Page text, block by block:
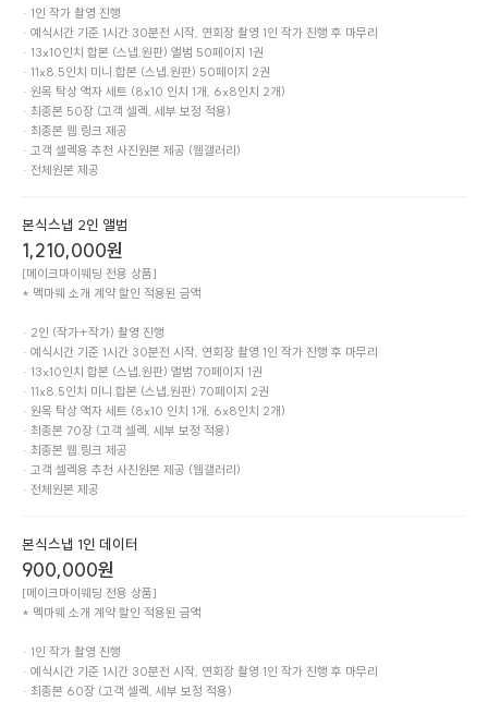
· 1인 작가 촬영 진행
· 예식시간 기준 1시간 30분전 시작, 연회장 촬영 1인 작가 진행 후 마무리
· 13x10인치 합본 (스냅,원판) 앨범 50페이지 1권
· 11x8.5인치 미니.합본 (스냅,원판) 50페이지 2권
· 원목 탁상 액자 세트 (8x10 인치 1개, 6x8인치 2개)
· 최종본 50장 (고객 셀렉, 세부 보정 적용)
· 최종본 웹.링크 제공
· 고객 셀렉용 추천 사진원본 제공 (웹갤러리)
· 전체원본 제공
본식스냅 2인 앨범
1,210,000원
[메이크마이웨딩 전용 상품]
* 멕마웨 소개 계약 할인 적용된 금액
· 2인 (작가+작가) 촬영 진행
· 예식시간 기준 1시간 30분전 시작, 연회장 촬영 1인 작가 진행 후 마무리
· 13x10인치 합본 (스냅,원판) 앨범 70페이지 1권
· 11x8.5인치 미니.합본 (스냅,원판) 70페이지 2권
· 원목 탁상 액자 세트 (8x10 인치 1개, 6x8인치 2개)
· 최종본 70장 (고객 셀렉, 세부 보정 적용)
· 최종본 웹.링크 제공
· 고객 셀렉용 추천 사진원본 제공 (웹갤러리)
· 전체원본 제공
본식스냅 1인 데이터
900,000원
[메이크마이웨딩 전용 상품]
* 멕마웨 소개 계약 할인 적용된 금액
· 1인 작가 촬영 진행
· 예식시간 기준 1시간 30분전 시작, 연회장 촬영 1인 작가 진행 후 마무리
· 최종본 60장 (고객 셀렉, 세부 보정 적용)